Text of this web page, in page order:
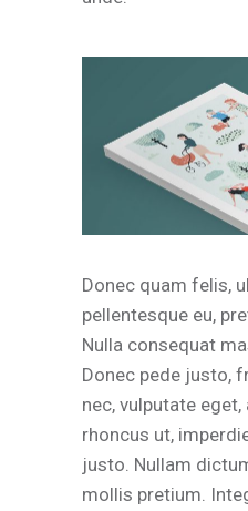
Donec quam felis,
pellentesque eu,
Nulla consequat
Donec pede justo,
nec, vulputate
rhoncus ut,
justo. Nullam
mollis pretium.